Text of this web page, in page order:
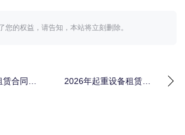
您的权益，请告知，本站将立刻删除。
合同规
2026年起重设备租赁市